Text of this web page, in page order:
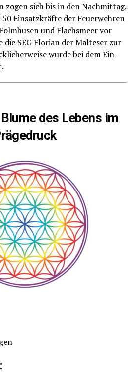
zogen sich bis in den Nach­mit­tag.
Ein­satz­kräf­te der Feu­er­weh­ren
und Flachs­meer vor
SEG Flo­ri­an der Mal­te­ser zur
wur­de bei dem Ein­
des Lebens im